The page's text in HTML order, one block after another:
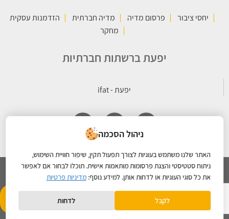
יחסי ציבור פרסום מדיה מדיה חברתית
הזדמנות עסקית
מחקר
יפעת ברשתות חברתיות
כל הזכויות שמורות © 2026 קבוצת יפעת | מדיניות הפרטיות
Created By
- תחזוקת
ניהול הסכמה
האתר שלנו משתמש בעוגיות לצורך תפעול תקין, שיפור חוויית השימוש,
ניתוח סטטיסטי והצגת פרסומות מותאמות אישית. תוכלו לבחור אם לאפשר
את כל סוגי העוגיות או לדחות אותן. למידע נוסף:מדיניות פרטיות
לקבל לדחות